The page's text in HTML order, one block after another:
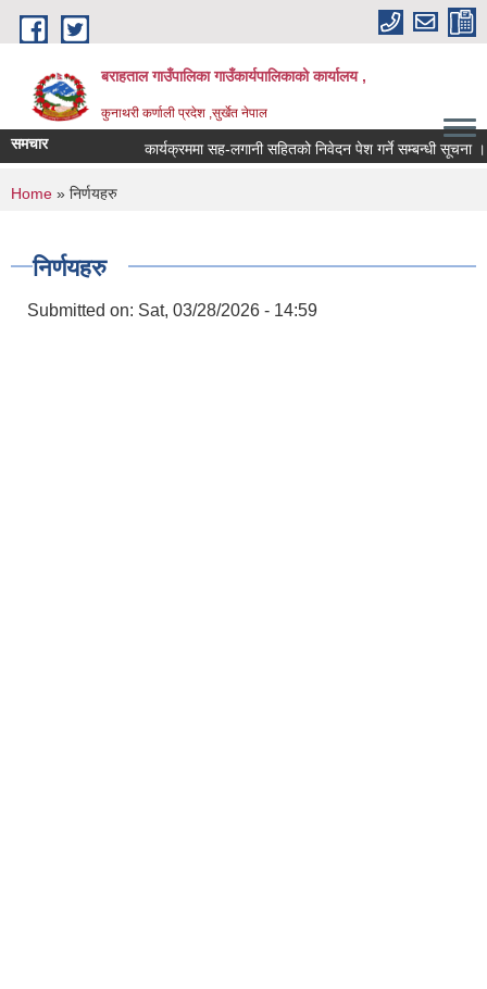
Skip to main content
बराहताल गाउँपालिका गाउँकार्यपालिकाको कार्यालय ,
कुनाथरी कर्णाली प्रदेश ,सुर्खेत नेपाल
समचार कार्यक्रममा सह-लगानी सहितको निवेदन पेश गर्ने सम्बन्धी सूचना ।।।
You are here
Home » निर्णयहरु
निर्णयहरु
Submitted on: Sat, 03/28/2026 - 14:59